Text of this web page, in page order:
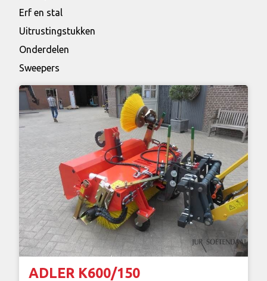
Erf en stal
Uitrustingstukken
Onderdelen
Sweepers
ADLER K600/150